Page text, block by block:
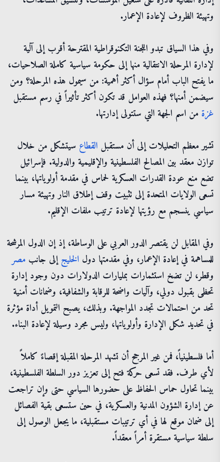
وتهيئة الظروف لإعادة الإعمار.
وفي هذا السياق تبدو اللجنة التكنوقراطية المقترحة أقرب إلى آلية
لإدارة المرحلة الانتقالية منها إلى حكومة سياسية كاملة الصلاحيات،
ما يفتح الباب أمام سؤال أكثر أهمية: من سيمول هذه المرحلة؟ ومن
سيضمن أمنها؟ فهذه العوامل قد تكون أكثر تأثيراً في رسم مستقبل
غزة من اسم الجهة التي ستتولى إدارتها.
تشير معظم التحليلات إلى أن مستقبل القطاع سيتشكل من خلال
توازن معقد بين المصالح الفلسطينية والإقليمية والدولية. فإسرائيل
تضع منع عودة القدرات العسكرية لحماس في مقدمة أولوياتها، بينما
تسعى الولايات المتحدة إلى تثبيت وقف إطلاق النار وتهيئة مسار
سياسي ينسجم مع رؤيتها لإعادة ترتيب ملفات الإقليم.
وفي المقابل لن يقتصر الدور العربي على الوساطة، إذ إن الدول المرشحة
للمساهمة في إعادة الإعمار، وفي مقدمتها دول الخليجإلى جانب مصر
وقطر، لن تضخ استثمارات بمليارات الدولارات دون وجود إدارة
تحظى بقبول دولي، وآليات واضحة للرقابة والشفافية، وضمانات أمنية
تحد من احتمالات تجدد المواجهة. وبذلك، يصبح التمويل أداة مؤثرة
في تحديد شكل الإدارة وأولوياتها، وليس مجرد وسيلة لإعادة البناء.
أما فلسطينياً، فمن غير المرجح أن تشهد المرحلة المقبلة إقصاءً كاملاً
لأي طرف. فقد تسعى حركة فتح إلى تعزيز دور السلطة الفلسطينية،
بينما تحاول حماس الحفاظ على حضورها السياسي حتى وإن تراجعت
عن إدارة الشؤون المدنية والعسكرية، في حين ستسعى بقية الفصائل
إلى ضمان موقع لها في أي ترتيبات مستقبلية، ما يجعل الوصول إلى
سلطة سياسية مستقرة أمراً معقداً.